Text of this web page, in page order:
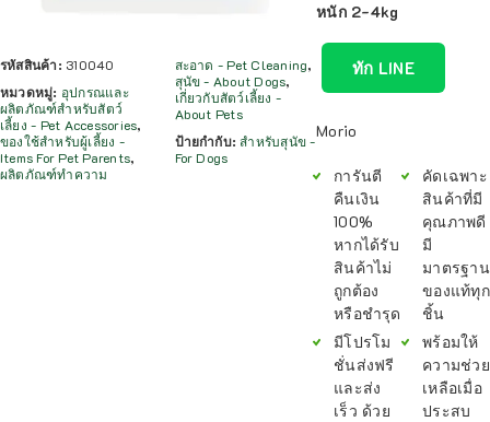
รหัสสินค้า: 310040
หมวดหมู่: อุปกรณและ
ผลิตภัณฑ์สำหรับสัตว์
เลี้ยง - Pet Accessories,
ของใช้สำหรับผู้เลี้ยง -
Items For Pet Parents,
ผลิตภัณฑ์ทำความ
สะอาด - Pet Cleaning,
สุนัข - About Dogs,
เกี่ยวกับสัตว์เลี้ยง -
About Pets
ป้ายกำกับ:สำหรับสุนัข -
For Dogs
หนัก 2-4kg
ทัก LINE
Morio
การันตี
คืนเงิน
100%
หากได้รับ
สินค้าไม่
ถูกต้อง
หรือชำรุด
มีโปรโม
ชั่นส่งฟรี
และส่ง
เร็ว ด้วย
คัดเฉพาะ
สินค้าที่มี
คุณภาพดี
มี
มาตรฐาน
ของแท้ทุก
ชิ้น
พร้อมให้
ความช่วย
เหลือเมื่อ
ประสบ